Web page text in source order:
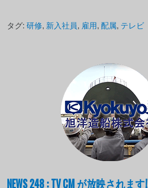
タグ:研修, 新入社員, 雇用 , 配属, テレビ
NEWS 248 : TV CM が放映されます!